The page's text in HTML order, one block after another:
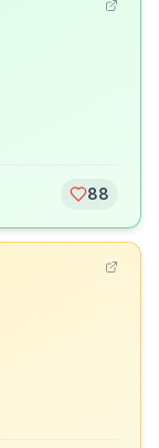
88